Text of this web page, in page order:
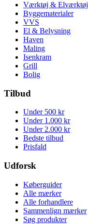
Værktøj & Elværktøj
Byggematerialer
VVS
El & Belysning
Haven
Maling
Isenkram
Grill
Bolig
Tilbud
Under 500 kr
Under 1.000 kr
Under 2.000 kr
Bedste tilbud
Prisfald
Udforsk
Køberguider
Alle mærker
Alle forhandlere
Sammenlign mærker
Søg produkter